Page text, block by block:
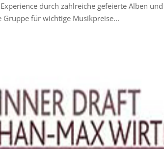
durch zahlreiche gefeierte Alben
Gruppe für wichtige Musikpreise...